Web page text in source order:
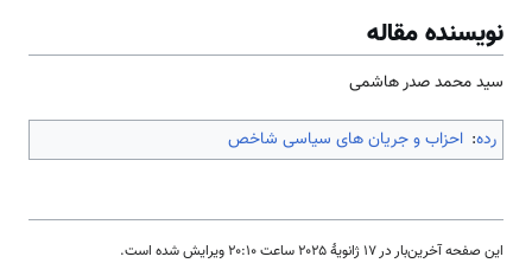
نویسنده مقاله
سید محمد صدر هاشمی
رده: احزاب و جریان های سیاسی شاخص
این صفحه آخرین‌بار در ‏۱۷ ژانویهٔ ۲۰۲۵ ساعت ‏۲۰:۱۰ ویرایش شده است.